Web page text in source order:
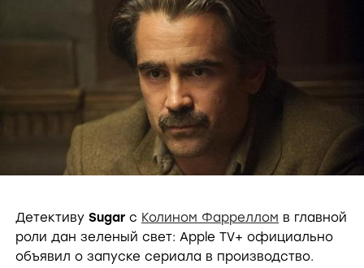
Детективу Sugar с Колином Фарреллом в главной
роли дан зеленый свет: Apple TV+ официально
объявил о запуске сериала в производство.